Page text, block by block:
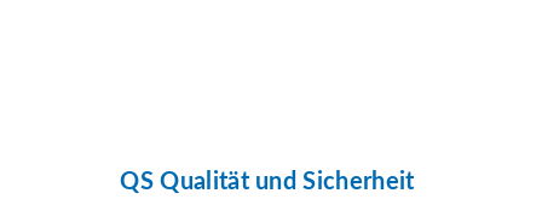
QS Qualität und Sicherheit